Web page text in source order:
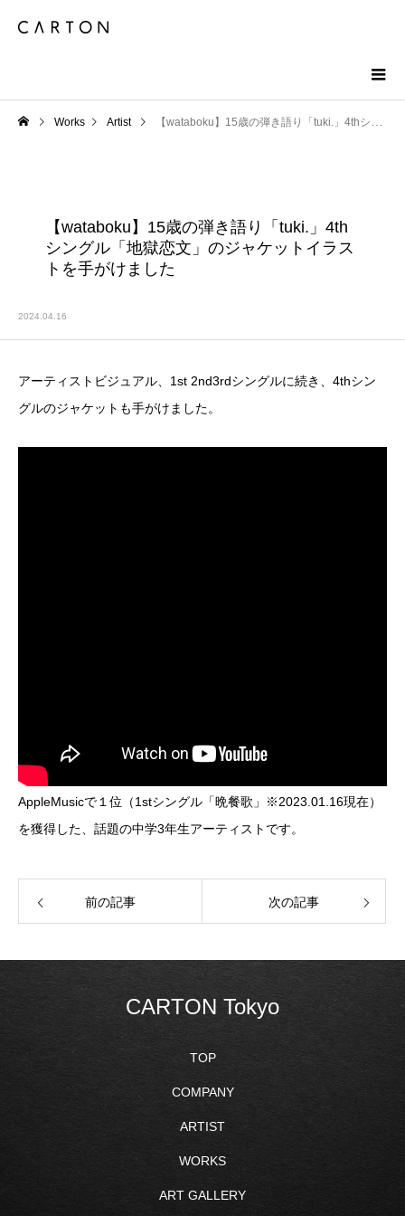
Works Artist 【wataboku】15歳の弾き語り「tuki.」4thシングル「地獄恋文」のジャケットイラストを手がけました
【wataboku】15歳の弾き語り「tuki.」4th
シングル「地獄恋文」のジャケットイラス
トを手がけました
2024.04.16
アーティストビジュアル、1st 2nd3rdシングルに続き、4thシン
グルのジャケットも手がけました。
AppleMusicで１位（1stシングル「晩餐歌」※2023.01.16現在）
を獲得した、話題の中学3年生アーティストです。
前の記事 次の記事
CARTON Tokyo
TOP
COMPANY
ARTIST
WORKS
ART GALLERY